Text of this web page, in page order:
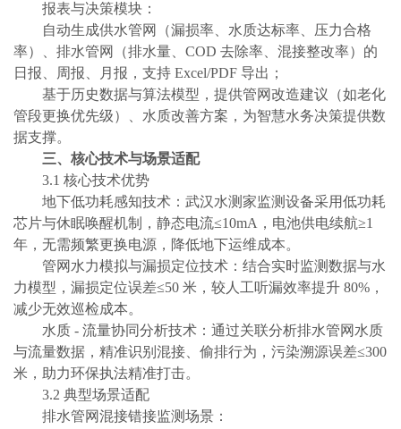
报表与决策模块：
自动生成供水管网（漏损率、水质达标率、压力合格
率）、排水管网（排水量、COD 去除率、混接整改率）的
日报、周报、月报，支持 Excel/PDF 导出；
基于历史数据与算法模型，提供管网改造建议（如老化
管段更换优先级）、水质改善方案，为智慧水务决策提供数
据支撑。
三、核心技术与场景适配
3.1 核心技术优势
地下低功耗感知技术：武汉水测家监测设备采用低功耗
芯片与休眠唤醒机制，静态电流≤10mA，电池供电续航≥1
年，无需频繁更换电源，降低地下运维成本。
管网水力模拟与漏损定位技术：结合实时监测数据与水
力模型，漏损定位误差≤50 米，较人工听漏效率提升 80%，
减少无效巡检成本。
水质 - 流量协同分析技术：通过关联分析排水管网水质
与流量数据，精准识别混接、偷排行为，污染溯源误差≤300
米，助力环保执法精准打击。
3.2 典型场景适配
排水管网混接错接监测场景：